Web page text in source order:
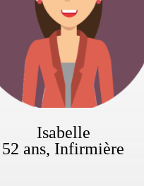
Isabelle
52 ans, Infirmière